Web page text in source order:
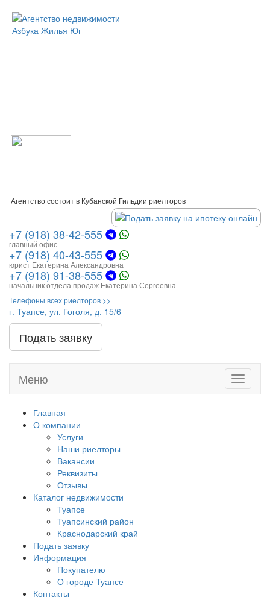
Агентство состоит в Кубанской Гильдии риелторов
+7 (918) 38-42-555
главный офис
+7 (918) 40-43-555
юрист Екатерина Александровна
+7 (918) 91-38-555
начальник отдела продаж Екатерина Сергеевна
Телефоны всех риелторов >>
г. Туапсе, ул. Гоголя, д. 15/6
Подать заявку
Меню
Toggle
Главная
О компании
Услуги
Наши риелторы
Вакансии
Реквизиты
Отзывы
Каталог недвижимости
Туапсе
Туапсинский район
Краснодарский край
Подать заявку
Информация
Покупателю
О городе Туапсе
Контакты